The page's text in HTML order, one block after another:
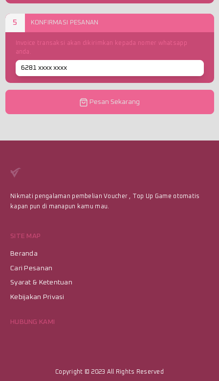
5 KONFIRMASI PESANAN
Invoice transaksi akan dikirimkan kepada nomer whatsapp
anda.
Pesan Sekarang
Nikmati pengalaman pembelian Voucher , Top Up Game otomatis
kapan pun di manapun kamu mau.
SITE MAP
Beranda
Cari Pesanan
Syarat & Ketentuan
Kebijakan Privasi
HUBUNG KAMI
Copyright © 2023 All Rights Reserved